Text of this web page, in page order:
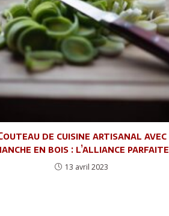
de cuisine artisanal avec
en bois : l’alliance parfaite
13 avril 2023